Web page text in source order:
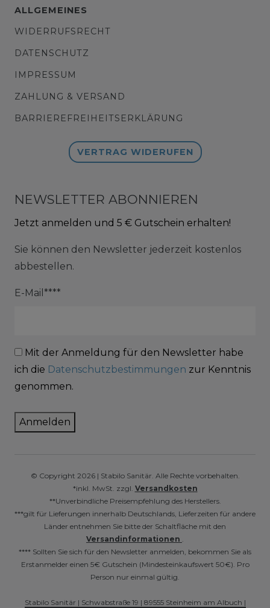
ALLGEMEINES
WIDERRUFSRECHT
DATENSCHUTZ
IMPRESSUM
ZAHLUNG & VERSAND
BARRIEREFREIHEITSERKLÄRUNG
VERTRAG WIDERUFEN
NEWSLETTER ABONNIEREN
Jetzt anmelden und 5 € Gutschein erhalten!
Sie können den Newsletter jederzeit kostenlos
abbestellen.
E-Mail****
Mit der Anmeldung für den Newsletter habe
ich die Datenschutzbestimmungen zur Kenntnis
genommen.
Anmelden
© Copyright 2026 | Stabilo Sanitär. Alle Rechte vorbehalten.
*inkl. MwSt. zzgl. Versandkosten
**Unverbindliche Preisempfehlung des Herstellers.
***gilt für Lieferungen innerhalb Deutschlands, Lieferzeiten für andere
Länder entnehmen Sie bitte der Schaltfläche mit den
Versandinformationen
**** Sollten Sie sich für den Newsletter anmelden, bekommen Sie als
Erstanmelder einen 5€ Gutschein (Mindesteinkaufswert 50€). Pro
Person nur einmal gültig.
Stabilo Sanitär | Schwabstraße 19 | 89555 Steinheim am Albuch |